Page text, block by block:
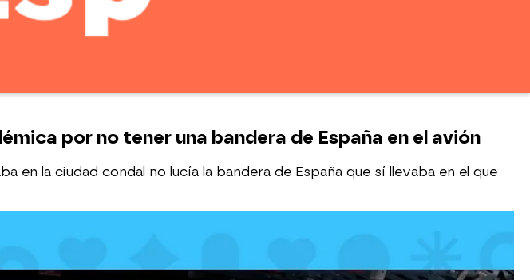
por no tener una bandera de España en el avión
en la ciudad condal no lucía la bandera de España que sí llevaba en el que